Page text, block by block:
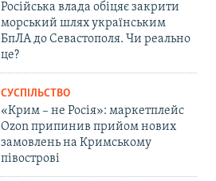
Російська влада обіцяє закрити
морський шлях українським
БпЛА до Севастополя. Чи реально
це?
СУСПІЛЬСТВО
«Крим – не Росія»: маркетплейс
Ozon припинив прийом нових
замовлень на Кримському
півострові